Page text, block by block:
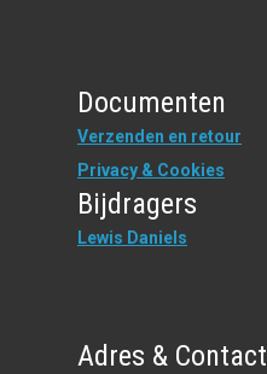
Documenten
Verzenden en retour
Privacy & Cookies
Bijdragers
Lewis Daniels
Adres & Contact